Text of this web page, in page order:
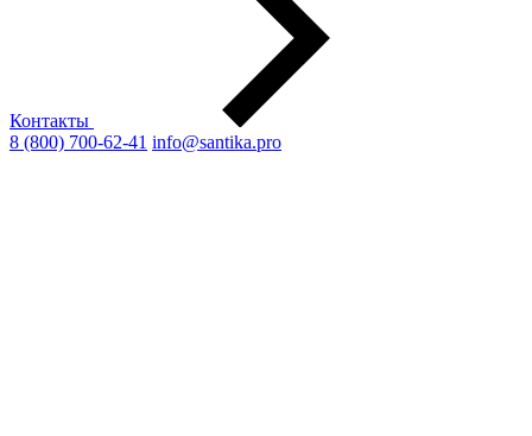
Контакты
8 (800) 700-62-41 info@santika.pro